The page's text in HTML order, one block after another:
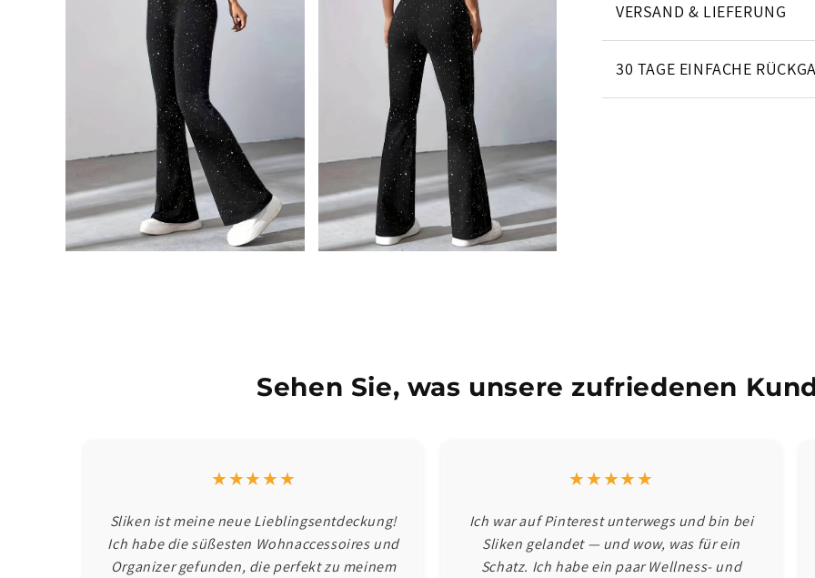
VERSAND & LIEFERUNG
30 TAGE EINFACHE
Sehen Sie, was unsere zufriedenen
★★★★★
Sliken ist meine neue Lieblingsentdeckung!
Ich habe die süßesten Wohnaccessoires und
Organizer gefunden, die perfekt zu meinem
★★★★★
Ich war auf Pinterest unterwegs und bin bei
Sliken gelandet — und wow, was für ein
Schatz. Ich habe ein paar Wellness- und